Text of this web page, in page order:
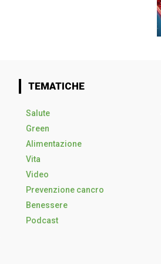
TEMATICHE
Salute
Green
Alimentazione
Vita
Video
Prevenzione cancro
Benessere
Podcast